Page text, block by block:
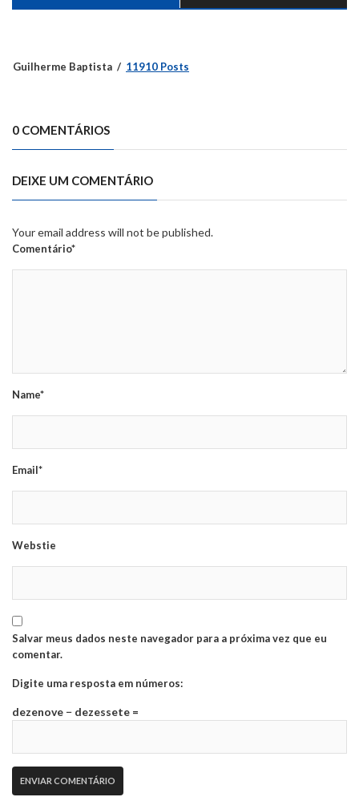
Guilherme Baptista 11910 Posts
0 COMENTÁRIOS
DEIXE UM COMENTÁRIO
Your email address will not be published.
Comentário*
Name*
Email*
Webstie
Salvar meus dados neste navegador para a próxima vez que eu
comentar.
Digite uma resposta em números:
dezenove − dezessete =